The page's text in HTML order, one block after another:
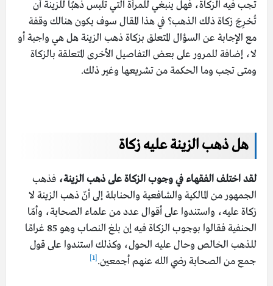
تجب فيه الزكاة، فهل ينبغي للمرأة التي تلبس ذهبًا للزينة أن
تُخرِجَ زكاة ذلك الذهب؟ في هذا المقال سوف يكون هنالك وقفة
مع الإجابة عن السؤال المتعلق بزكاة ذهب الزينة هل هي واجبة أو
لا، إضافة للمرور على بعض التفاصيل الأخرى المتعلقة بالزكاة
ومتى تجب وما الحكمة من تشريعها وغير ذلك.
هل ذهب الزينة عليه زكاة
لقد اختلف الفقهاء في وجوب الزكاة على ذهب الزينة، فذهب
الجمهور من المالكية والشافعية والحنابلة إلى أنّ ذهب الزينة لا
زكاة عليه، واستندوا على أقوال عدد من علماء الصحابة، وأمّا
الحنفية فقالوا بوجوب الزكاة فيه إن بلغ النصاب وهو 85 غرامًا
للذهب الخالص وحال عليه الحول، وكذلك استندوا على قول
جمع من الصحابة رضي الله عنهم أجمعين.[1]